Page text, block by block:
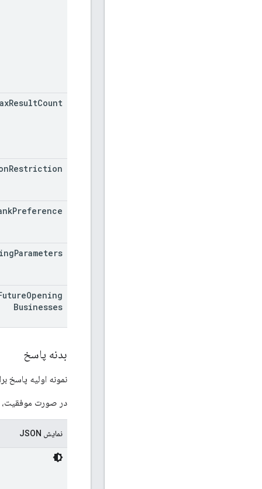
ResultCount
Restriction
Preference
Parameters
Opening
Businesses
بدنه پاسخ
نمونه اولیه پاسخ
در صورت موفقیت،
نمایش JSON